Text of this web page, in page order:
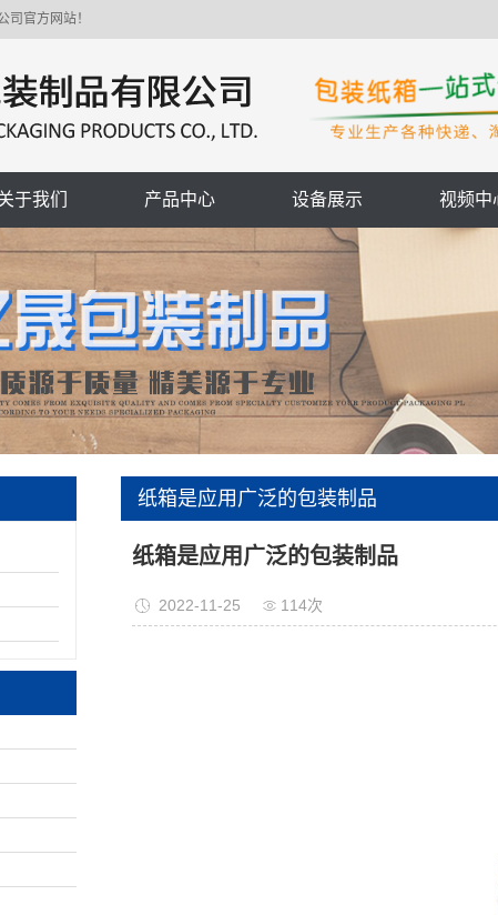
司官方网站！
于我们 产品中心 设备展示 视频中
纸箱是应用广泛的包装制品
纸箱是应用广泛的包装制品
2022-11-25 114次